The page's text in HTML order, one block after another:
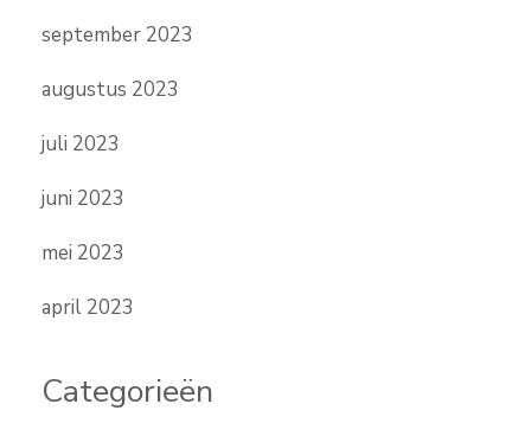
september 2023
augustus 2023
juli 2023
juni 2023
mei 2023
april 2023
Categorieën